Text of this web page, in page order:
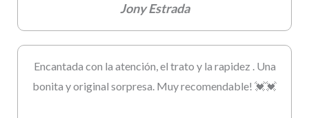
Jony Estrada
Encantada con la atención, el trato y la rapidez . Una
bonita y original sorpresa. Muy recomendable! 💓💓